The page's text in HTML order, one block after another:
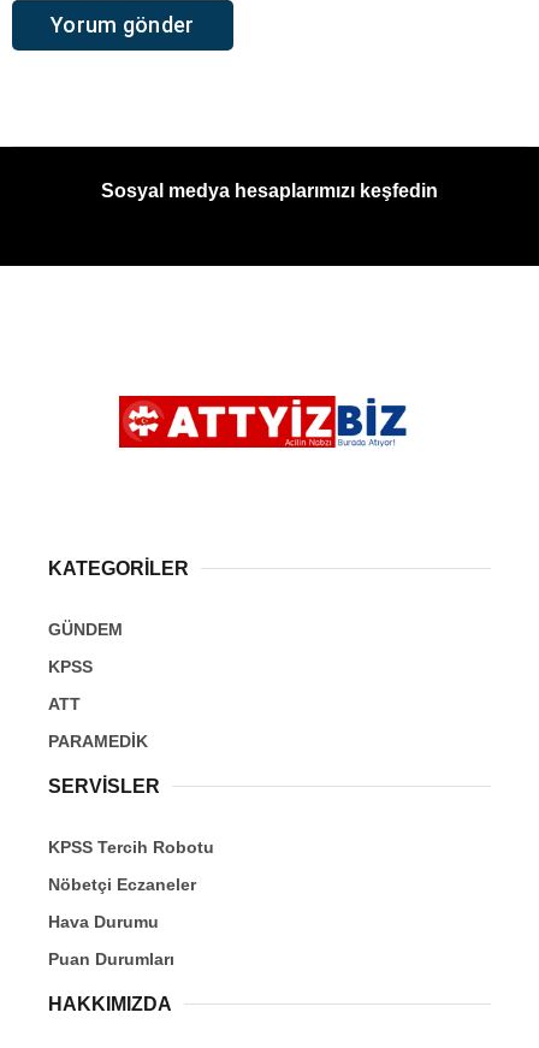
Sosyal medya hesaplarımızı keşfedin
KATEGORİLER
GÜNDEM
KPSS
ATT
PARAMEDİK
SERVİSLER
KPSS Tercih Robotu
Nöbetçi Eczaneler
Hava Durumu
Puan Durumları
HAKKIMIZDA